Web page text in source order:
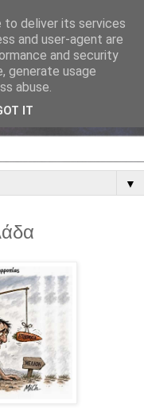
▼
to deliver its services
and user-agent are
and security
generate usage
abuse.
IT